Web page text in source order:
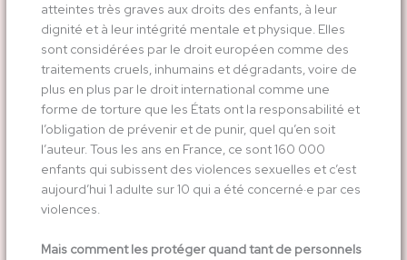
atteintes très graves aux droits des enfants, à leur
dignité et à leur intégrité mentale et physique. Elles
sont considérées par le droit européen comme des
traitements cruels, inhumains et dégradants, voire de
plus en plus par le droit international comme une
forme de torture que les États ont la responsabilité et
l’obligation de prévenir et de punir, quel qu’en soit
l’auteur. Tous les ans en France, ce sont 160 000
enfants qui subissent des violences sexuelles et c’est
aujourd’hui 1 adulte sur 10 qui a été concerné·e par ces
violences.
Mais comment les protéger quand tant de personnels